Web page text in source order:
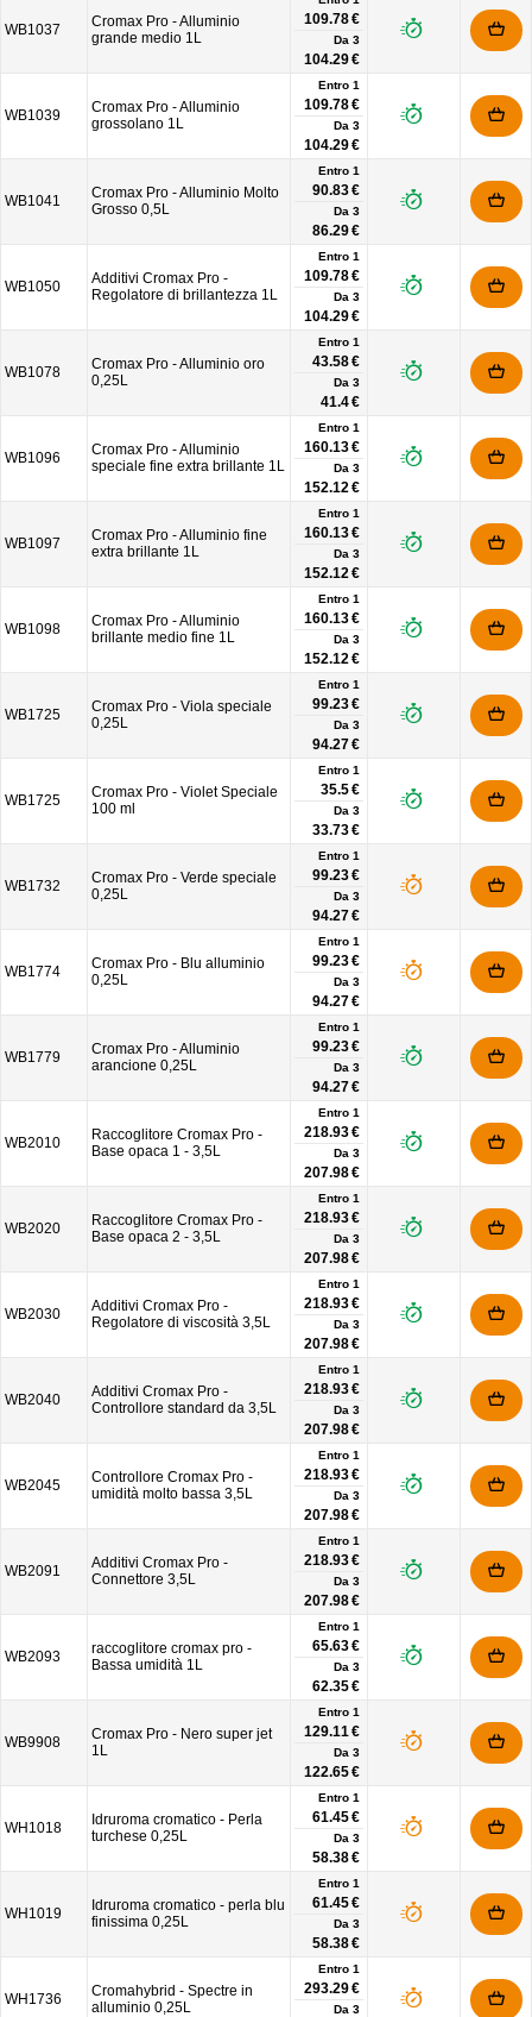
WB1037
Cromax Pro - Alluminio
grande medio 1L
109.78 €
Da 3
104.29 €
WB1039
Cromax Pro - Alluminio
grossolano 1L
Entro 1
109.78 €
Da 3
104.29 €
WB1041
Cromax Pro - Alluminio Molto
Grosso 0,5L
Entro 1
90.83 €
Da 3
86.29 €
WB1050
Additivi Cromax Pro -
Regolatore di brillantezza 1L
Entro 1
109.78 €
Da 3
104.29 €
WB1078
Cromax Pro - Alluminio oro
0,25L
Entro 1
43.58 €
Da 3
41.4 €
WB1096
Cromax Pro - Alluminio
speciale fine extra brillante 1L
Entro 1
160.13 €
Da 3
152.12 €
WB1097
Cromax Pro - Alluminio fine
extra brillante 1L
Entro 1
160.13 €
Da 3
152.12 €
WB1098
Cromax Pro - Alluminio
brillante medio fine 1L
Entro 1
160.13 €
Da 3
152.12 €
WB1725
Cromax Pro - Viola speciale
0,25L
Entro 1
99.23 €
Da 3
94.27 €
WB1725
Cromax Pro - Violet Speciale
100 ml
Entro 1
35.5 €
Da 3
33.73 €
WB1732
Cromax Pro - Verde speciale
0,25L
Entro 1
99.23 €
Da 3
94.27 €
WB1774
Cromax Pro - Blu alluminio
0,25L
Entro 1
99.23 €
Da 3
94.27 €
WB1779
Cromax Pro - Alluminio
arancione 0,25L
Entro 1
99.23 €
Da 3
94.27 €
WB2010
Raccoglitore Cromax Pro -
Base opaca 1 - 3,5L
Entro 1
218.93 €
Da 3
207.98 €
WB2020
Raccoglitore Cromax Pro -
Base opaca 2 - 3,5L
Entro 1
218.93 €
Da 3
207.98 €
WB2030
Additivi Cromax Pro -
Regolatore di viscosità 3,5L
Entro 1
218.93 €
Da 3
207.98 €
WB2040
Additivi Cromax Pro -
Controllore standard da 3,5L
Entro 1
218.93 €
Da 3
207.98 €
WB2045
Controllore Cromax Pro -
umidità molto bassa 3,5L
Entro 1
218.93 €
Da 3
207.98 €
WB2091
Additivi Cromax Pro -
Connettore 3,5L
Entro 1
218.93 €
Da 3
207.98 €
WB2093
raccoglitore cromax pro -
Bassa umidità 1L
Entro 1
65.63 €
Da 3
62.35 €
WB9908
Cromax Pro - Nero super jet
1L
Entro 1
129.11 €
Da 3
122.65 €
WH1018
Idruroma cromatico - Perla
turchese 0,25L
Entro 1
61.45 €
Da 3
58.38 €
WH1019
Idruroma cromatico - perla blu
finissima 0,25L
Entro 1
61.45 €
Da 3
58.38 €
WH1736
Cromahybrid - Spectre in
alluminio 0,25L
Entro 1
293.29 €
Da 3